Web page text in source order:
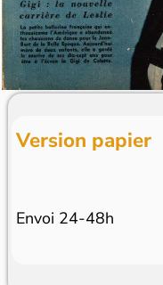
Version papier
Envoi 24-48h